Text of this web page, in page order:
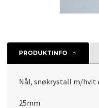
PRODUKTINFO
Nål, snøkrystall m/hvit
25mm